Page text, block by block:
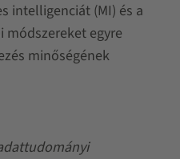
intelligenciát (MI) és a
egyre
minőségének